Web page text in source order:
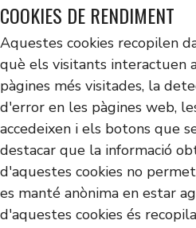
COOKIES DE RENDIMENT
Aquestes cookies recopilen
què els visitants interactuen
pàgines més visitades, la
d'error en les pàgines web,
accedeixen i els botons que
destacar que la informació
d'aquestes cookies no
es manté anònima en estar
d'aquestes cookies és